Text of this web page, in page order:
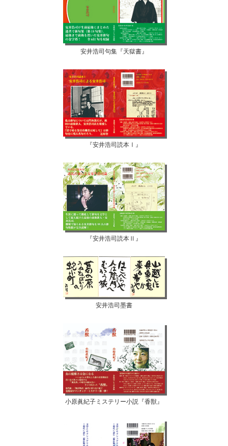
安井浩司句集『天獄書』
『安井浩司読本Ⅰ』
『安井浩司読本Ⅱ』
安井浩司墨書
小原眞紀子ミステリー小説『香獣』